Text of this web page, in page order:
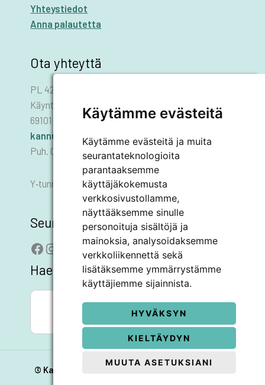
Käytämme evästeitä
Käytämme evästeitä ja muita
seurantateknologioita
parantaaksemme
käyttäjäkokemusta
verkkosivustollamme,
näyttääksemme sinulle
personoituja sisältöjä ja
mainoksia, analysoidaksemme
verkkoliikennettä sekä
lisätäksemme ymmärrystämme
käyttäjiemme sijainnista.
HYVÄKSYN
KIELTÄYDYN
MUUTA ASETUKSIANI
Yhteystiedot
Anna palautetta
Ota yhteyttä
PL 42
Käyntiosoite: Asematie 1
69101 KANNUS
kannus.kaupunki@kannus.ﬁ
Puh. 06 8745 111
Y‑tunnus 0178455–6
Seuraa meitä
Facebook
Instagram
LinkedIn
YouTube
Hae sivustolta
Search
© Kannuksen kaupunki 2026 | Evästeasetukset